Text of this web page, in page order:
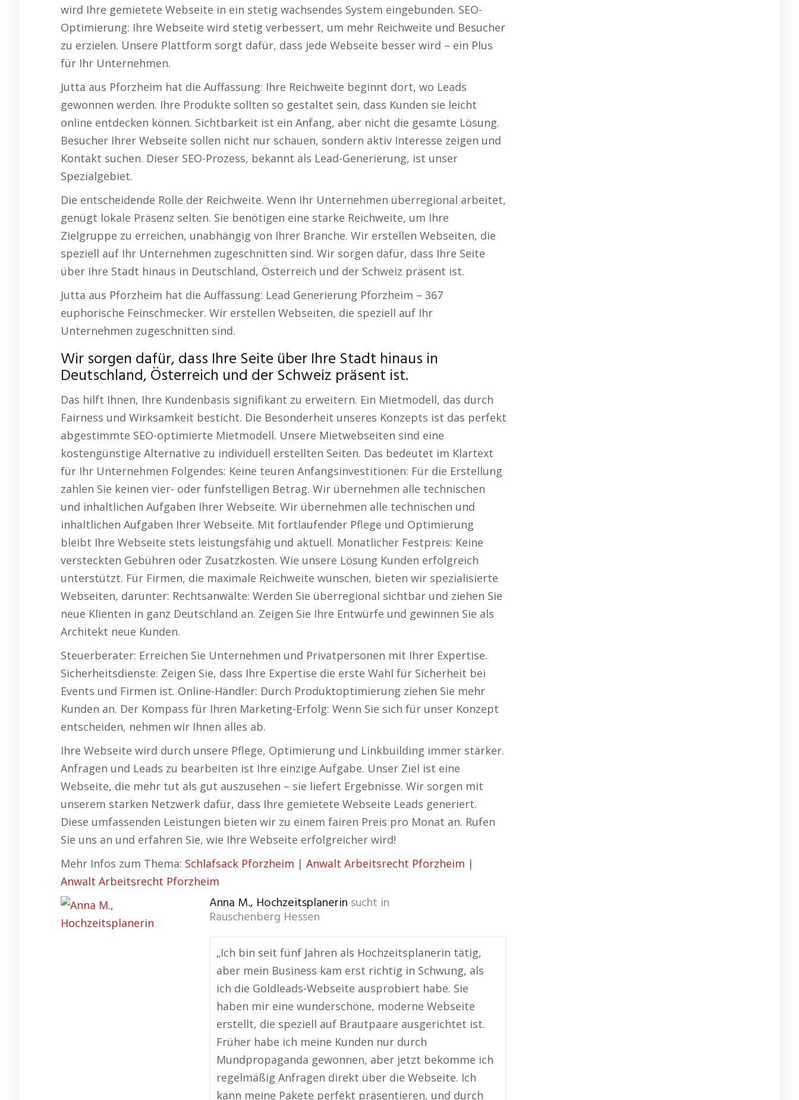
wird Ihre gemietete Webseite in ein stetig wachsendes System eingebunden. SEO-
Optimierung: Ihre Webseite wird stetig verbessert, um mehr Reichweite und Besucher
zu erzielen. Unsere Plattform sorgt dafür, dass jede Webseite besser wird – ein Plus
für Ihr Unternehmen.
Jutta aus Pforzheim hat die Auffassung: Ihre Reichweite beginnt dort, wo Leads
gewonnen werden. Ihre Produkte sollten so gestaltet sein, dass Kunden sie leicht
online entdecken können. Sichtbarkeit ist ein Anfang, aber nicht die gesamte Lösung.
Besucher Ihrer Webseite sollen nicht nur schauen, sondern aktiv Interesse zeigen und
Kontakt suchen. Dieser SEO-Prozess, bekannt als Lead-Generierung, ist unser
Spezialgebiet.
Die entscheidende Rolle der Reichweite. Wenn Ihr Unternehmen überregional arbeitet,
genügt lokale Präsenz selten. Sie benötigen eine starke Reichweite, um Ihre
Zielgruppe zu erreichen, unabhängig von Ihrer Branche. Wir erstellen Webseiten, die
speziell auf Ihr Unternehmen zugeschnitten sind. Wir sorgen dafür, dass Ihre Seite
über Ihre Stadt hinaus in Deutschland, Österreich und der Schweiz präsent ist.
Jutta aus Pforzheim hat die Auffassung: Lead Generierung Pforzheim – 367
euphorische Feinschmecker. Wir erstellen Webseiten, die speziell auf Ihr
Unternehmen zugeschnitten sind.
Wir sorgen dafür, dass Ihre Seite über Ihre Stadt hinaus in
Deutschland, Österreich und der Schweiz präsent ist.
Das hilft Ihnen, Ihre Kundenbasis signifikant zu erweitern. Ein Mietmodell, das durch
Fairness und Wirksamkeit besticht. Die Besonderheit unseres Konzepts ist das perfekt
abgestimmte SEO-optimierte Mietmodell. Unsere Mietwebseiten sind eine
kostengünstige Alternative zu individuell erstellten Seiten. Das bedeutet im Klartext
für Ihr Unternehmen Folgendes: Keine teuren Anfangsinvestitionen: Für die Erstellung
zahlen Sie keinen vier- oder fünfstelligen Betrag. Wir übernehmen alle technischen
und inhaltlichen Aufgaben Ihrer Webseite. Wir übernehmen alle technischen und
inhaltlichen Aufgaben Ihrer Webseite. Mit fortlaufender Pflege und Optimierung
bleibt Ihre Webseite stets leistungsfähig und aktuell. Monatlicher Festpreis: Keine
versteckten Gebühren oder Zusatzkosten. Wie unsere Lösung Kunden erfolgreich
unterstützt. Für Firmen, die maximale Reichweite wünschen, bieten wir spezialisierte
Webseiten, darunter: Rechtsanwälte: Werden Sie überregional sichtbar und ziehen Sie
neue Klienten in ganz Deutschland an. Zeigen Sie Ihre Entwürfe und gewinnen Sie als
Architekt neue Kunden.
Steuerberater: Erreichen Sie Unternehmen und Privatpersonen mit Ihrer Expertise.
Sicherheitsdienste: Zeigen Sie, dass Ihre Expertise die erste Wahl für Sicherheit bei
Events und Firmen ist. Online-Händler: Durch Produktoptimierung ziehen Sie mehr
Kunden an. Der Kompass für Ihren Marketing-Erfolg: Wenn Sie sich für unser Konzept
entscheiden, nehmen wir Ihnen alles ab.
Ihre Webseite wird durch unsere Pflege, Optimierung und Linkbuilding immer stärker.
Anfragen und Leads zu bearbeiten ist Ihre einzige Aufgabe. Unser Ziel ist eine
Webseite, die mehr tut als gut auszusehen – sie liefert Ergebnisse. Wir sorgen mit
unserem starken Netzwerk dafür, dass Ihre gemietete Webseite Leads generiert.
Diese umfassenden Leistungen bieten wir zu einem fairen Preis pro Monat an. Rufen
Sie uns an und erfahren Sie, wie Ihre Webseite erfolgreicher wird!
Mehr Infos zum Thema: Schlafsack Pforzheim | Anwalt Arbeitsrecht Pforzheim |
Anwalt Arbeitsrecht Pforzheim
Anna M., Hochzeitsplanerin sucht in
Rauschenberg Hessen
„Ich bin seit fünf Jahren als Hochzeitsplanerin tätig,
aber mein Business kam erst richtig in Schwung, als
ich die Goldleads-Webseite ausprobiert habe. Sie
haben mir eine wunderschöne, moderne Webseite
erstellt, die speziell auf Brautpaare ausgerichtet ist.
Früher habe ich meine Kunden nur durch
Mundpropaganda gewonnen, aber jetzt bekomme ich
regelmäßig Anfragen direkt über die Webseite. Ich
kann meine Pakete perfekt präsentieren, und durch